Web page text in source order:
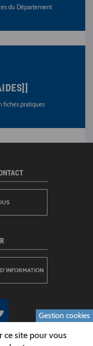
du Département
fiches pratiques
Gestion cookies
ce site pour vous